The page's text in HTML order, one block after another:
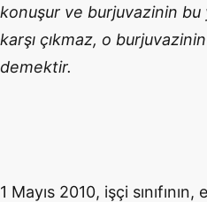
konuşur ve burjuvazinin bu
karşı çıkmaz, o
demektir.
1 Mayıs 2010, işçi